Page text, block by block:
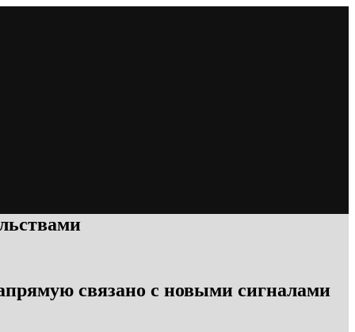
связано с новыми сигналами